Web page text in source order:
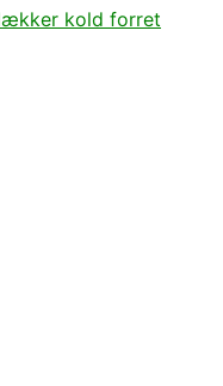
kold forret